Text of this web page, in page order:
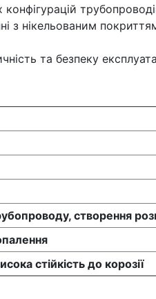
конфігурацій
з нікельованим
та безпеку
створення
стійкість до корозії